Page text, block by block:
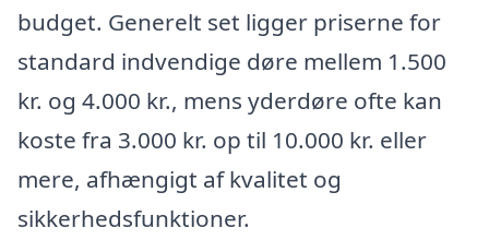
budget. Generelt set ligger priserne for
standard indvendige døre mellem 1.500
kr. og 4.000 kr., mens yderdøre ofte kan
koste fra 3.000 kr. op til 10.000 kr. eller
mere, afhængigt af kvalitet og
sikkerhedsfunktioner.